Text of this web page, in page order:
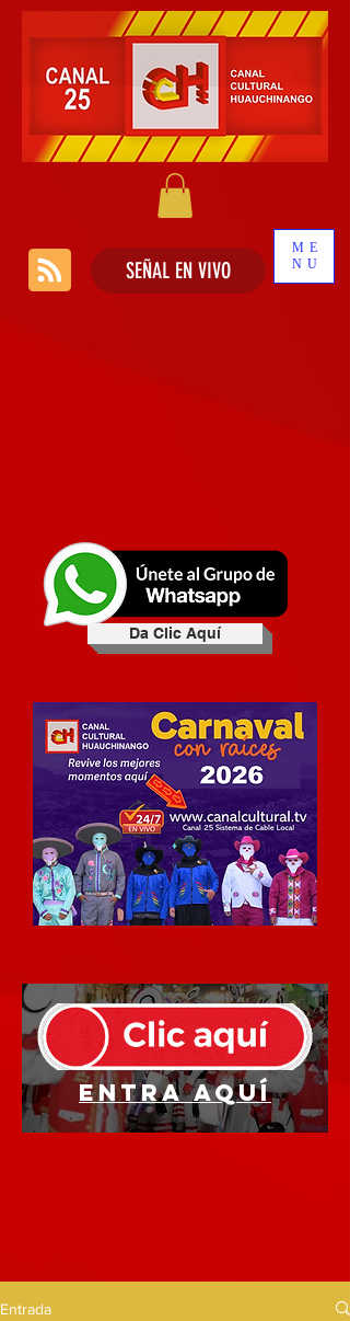
ME
NU
SEÑAL EN VIVO
Da Clic Aquí
Entra aquí
Entrada